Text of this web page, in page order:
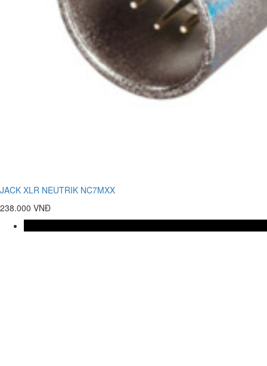
JACK XLR NEUTRIK NC7MXX
238.000 VNĐ